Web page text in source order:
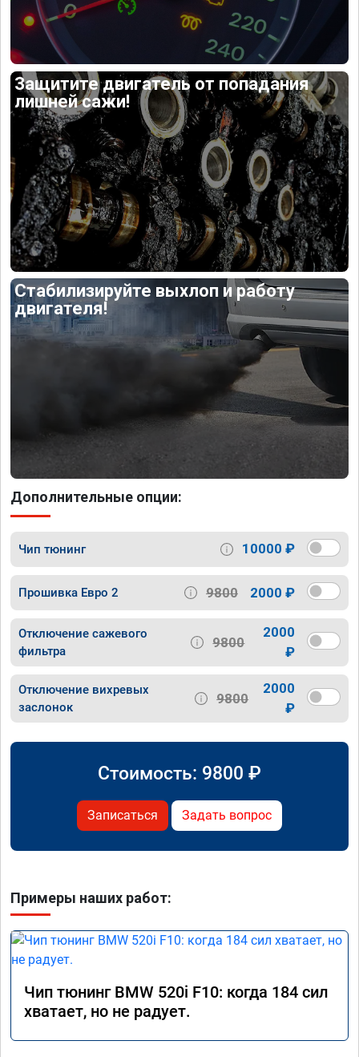
Защитите двигатель от попадания
лишней сажи!
Стабилизируйте выхлоп и работу
двигателя!
Дополнительные опции:
Чип тюнинг 10000 ₽
Прошивка Евро 2 9800 2000 ₽
Отключение сажевого
фильтра
9800
2000
₽
Отключение вихревых
заслонок
9800
2000
₽
Стоимость: 9800 ₽
Записаться Задать вопрос
Примеры наших работ:
Чип тюнинг BMW 520i F10: когда 184 сил
хватает, но не радует.